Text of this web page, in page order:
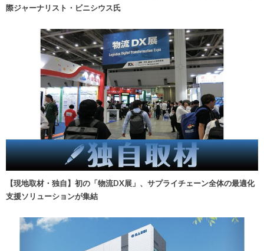
際ジャーナリスト・ビニシウス氏
【現地取材・独自】初の「物流DX展」、サプライチェーン全体の最適化
支援ソリューションが集結